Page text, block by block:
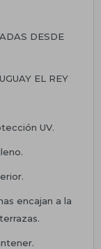
DESDE
EL REY
UV.
encajan a la